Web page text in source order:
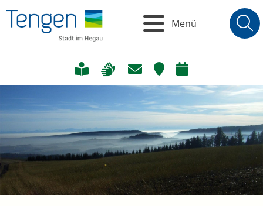
Menü